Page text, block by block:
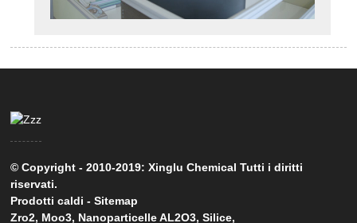
© Copyright - 2010-2019: Xinglu Chemical Tutti i diritti
riservati.
Prodotti caldi -Sitemap
Zro2, Moo3, Nanoparticelle AL2O3,Silice,